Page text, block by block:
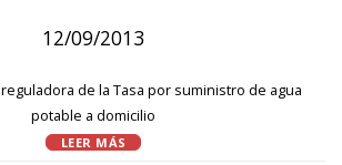
12/09/2013
de la Tasa por suministro de agua
potable a domicilio
LEER MÁS